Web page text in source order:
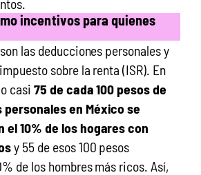
incentivos para quienes
las deducciones personales y
sobre la renta (ISR). En
casi 75 de cada 100 pesos de
en México se
10% de los hogares con
y 55 de esos 100 pesos
de los hombres más ricos. Así,